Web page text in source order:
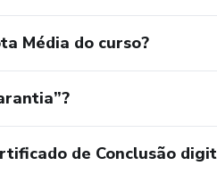
Média do curso?
de Conclusão